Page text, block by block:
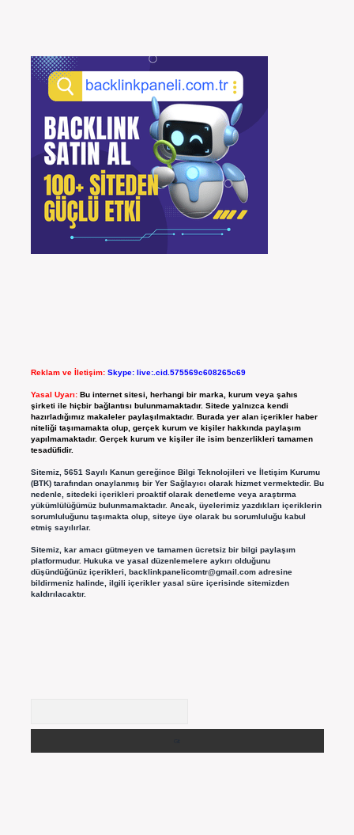
Reklam ve İletişim: Skype: live:.cid.575569c608265c69
Yasal Uyarı: Bu internet sitesi, herhangi bir marka, kurum veya şahıs
şirketi ile hiçbir bağlantısı bulunmamaktadır. Sitede yalnızca kendi
hazırladığımız makaleler paylaşılmaktadır. Burada yer alan içerikler haber
niteliği taşımamakta olup, gerçek kurum ve kişiler hakkında paylaşım
yapılmamaktadır. Gerçek kurum ve kişiler ile isim benzerlikleri tamamen
tesadüfidir.
Sitemiz, 5651 Sayılı Kanun gereğince Bilgi Teknolojileri ve İletişim Kurumu
(BTK) tarafından onaylanmış bir Yer Sağlayıcı olarak hizmet vermektedir. Bu
nedenle, sitedeki içerikleri proaktif olarak denetleme veya araştırma
yükümlülüğümüz bulunmamaktadır. Ancak, üyelerimiz yazdıkları içeriklerin
sorumluluğunu taşımakta olup, siteye üye olarak bu sorumluluğu kabul
etmiş sayılırlar.
Sitemiz, kar amacı gütmeyen ve tamamen ücretsiz bir bilgi paylaşım
platformudur. Hukuka ve yasal düzenlemelere aykırı olduğunu
düşündüğünüz içerikleri, backlinkpanelicomtr@gmail.comadresine
bildirmeniz halinde, ilgili içerikler yasal süre içerisinde sitemizden
kaldırılacaktır.